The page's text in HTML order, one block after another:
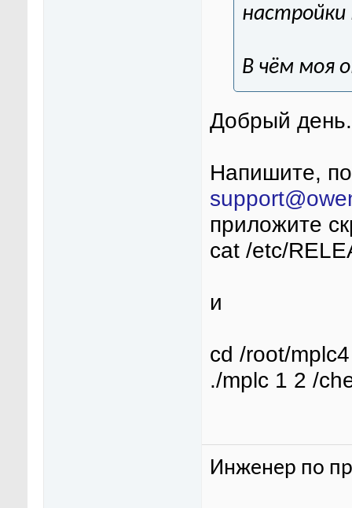
настройки
В чём моя
Добрый день.
Напишите,
приложите
cat /etc/
и
cd /root/mplc4
./mplc 1 2 /
Инженер по